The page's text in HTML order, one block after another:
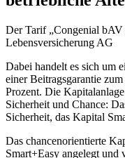
Der Tarif „Congenial
Lebensversicherung AG
Dabei handelt es sich um
einer Beitragsgarantie
Prozent. Die
Sicherheit und Chance:
Sicherheit, das Kapital
Das chancenorientierte
Smart+Easy angelegt